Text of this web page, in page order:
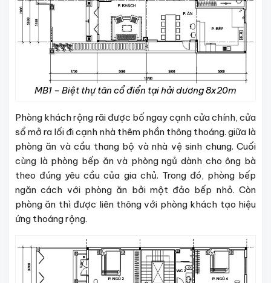
MB1 – Biệt thự tân cổ điển tại hải dương 8x20m
Phòng khách rộng rãi được bố ngay cạnh cửa chính, cửa
sổ mở ra lối đi cạnh nhà thêm phần thông thoáng. giữa là
phòng ăn và cầu thang bộ và nhà vệ sinh chung. Cuối
cùng là phòng bếp ăn và phòng ngủ dành cho ông bà
theo đúng yêu cầu của gia chủ. Trong đó, phòng bếp
ngăn cách với phòng ăn bởi một đảo bếp nhỏ. Còn
phòng ăn thì được liên thông với phòng khách tạo hiệu
ứng thoáng rộng.